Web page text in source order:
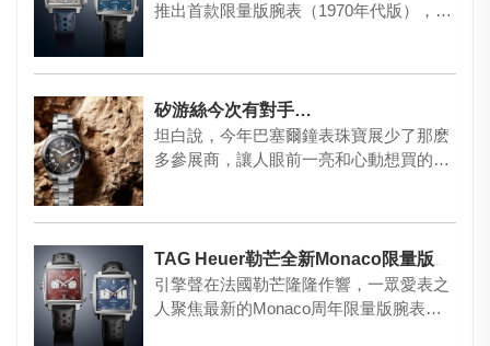
推出首款限量版腕表（1970年代版），以
矽游絲今次有對手…
坦白說，今年巴塞爾鐘表珠寶展少了那麽
多參展商，讓人眼前一亮和心動想買的作
TAG Heuer勒芒全新Monaco限量版腕表
引擎聲在法國勒芒隆隆作響，一眾愛表之
人聚焦最新的Monaco周年限量版腕表。